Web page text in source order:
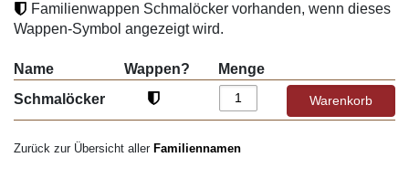
Familienwappen Schmalöcker vorhanden, wenn dieses
Wappen-Symbol angezeigt wird.
Name Wappen?
Menge
Schmalöcker
Zurück zur Übersicht aller Familiennamen